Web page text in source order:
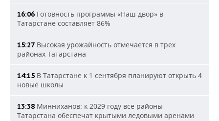
16:06 Готовность программы «Наш двор» в
Татарстане составляет 86%
15:27 Высокая урожайность отмечается в трех
районах Татарстана
14:15 В Татарстане к 1 сентября планируют открыть 4
новые школы
13:38 Минниханов: к 2029 году все районы
Татарстана обеспечат крытыми ледовыми аренами